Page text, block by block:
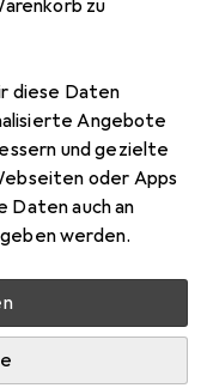
zu
diese Daten
Angebote
und gezielte
oder Apps
Daten auch an
werden.